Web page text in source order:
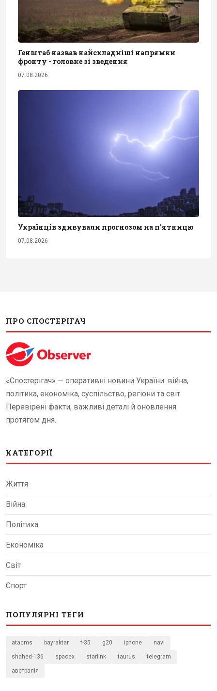
Генштаб назвав найскладніші напрямки
фронту - головне зі зведення
07.08.2026
Українців здивували прогнозом на п'ятницю
07.08.2026
ПРО СПОСТЕРІГАЧ
«Спостерігач» — оперативні новини України: війна,
політика, економіка, суспільство, регіони та світ.
Перевірені факти, важливі деталі й оновлення
протягом дня.
КАТЕГОРІЇ
Життя
Війна
Політика
Економіка
Світ
Спорт
ПОПУЛЯРНІ ТЕГИ
atacms bayraktar f-35 g20 iphone navi
shahed-136 spacex starlink taurus telegram
австралія